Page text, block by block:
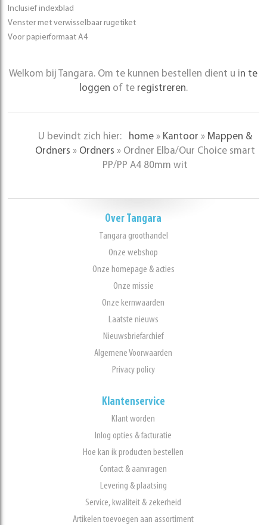
Inclusief indexblad
Venster met verwisselbaar rugetiket
Voor papierformaat A4
Welkom bij Tangara. Om te kunnen bestellen dient u in te
loggen of te registreren.
U bevindt zich hier: home » Kantoor » Mappen &
Ordners » Ordners » Ordner Elba/Our Choice smart
PP/PP A4 80mm wit
Over Tangara
Tangara groothandel
Onze webshop
Onze homepage & acties
Onze missie
Onze kernwaarden
Laatste nieuws
Nieuwsbriefarchief
Algemene Voorwaarden
Privacy policy
Klantenservice
Klant worden
Inlog opties & facturatie
Hoe kan ik producten bestellen
Contact & aanvragen
Levering & plaatsing
Service, kwaliteit & zekerheid
Artikelen toevoegen aan assortiment